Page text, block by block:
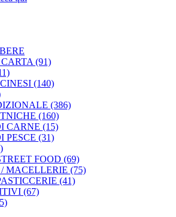
(91)
(140)
(386)
(160)
CARNE (15)
PESCE (31)
FOOD (69)
MACELLERIE (75)
(41)
(67)